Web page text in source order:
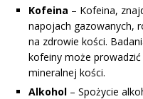
Kofeina – Kofeina,
napojach gazowanych,
na zdrowie kości.
kofeiny może
mineralnej kości.
Alkohol – Spożycie